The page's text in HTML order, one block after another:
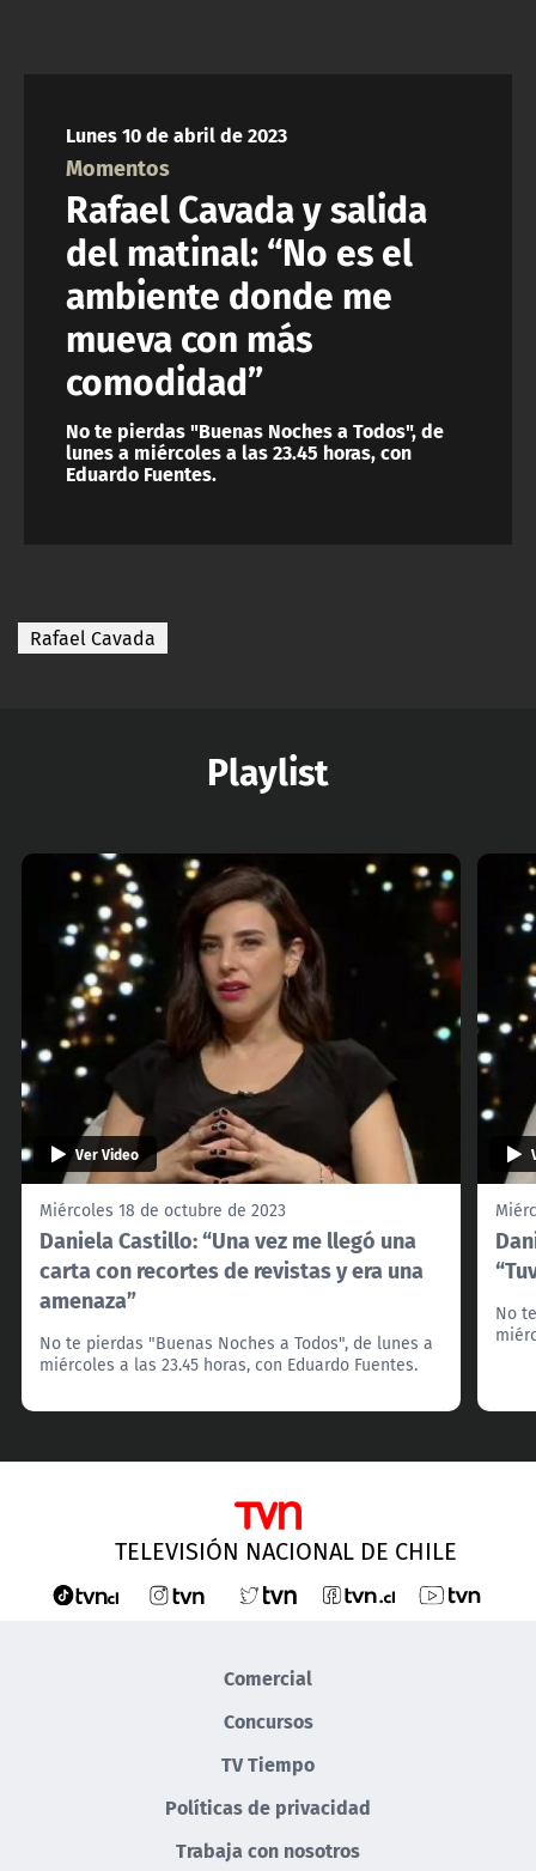
Lunes 10 de abril de 2023
Momentos
Rafael Cavada y salida
del matinal: “No es el
ambiente donde me
mueva con más
comodidad”
No te pierdas "Buenas Noches a Todos", de
lunes a miércoles a las 23.45 horas, con
Eduardo Fuentes.
Rafael Cavada
Playlist
Ver Video
Miércoles 18 de octubre de 2023
Daniela Castillo: “Una vez me llegó una
carta con recortes de revistas y era una
amenaza”
No te pierdas "Buenas Noches a Todos", de lunes a
miércoles a las 23.45 horas, con Eduardo Fuentes.
No
TELEVISIÓN NACIONAL DE CHILE
Comercial
Concursos
TV Tiempo
Políticas de privacidad
Trabaja con nosotros